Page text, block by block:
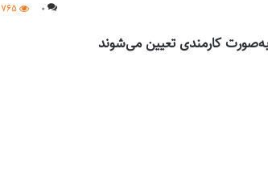
0
765
کارمندی تعیین می‌شوند